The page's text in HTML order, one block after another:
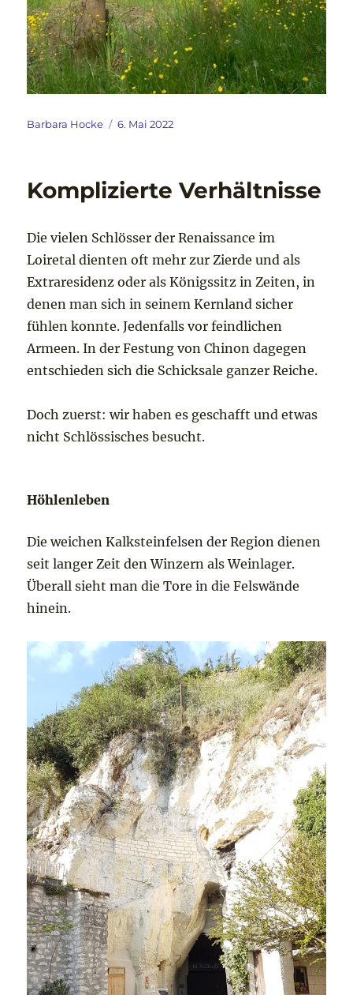
Autor
Barbara Hocke
Veröffentlicht
6. Mai 2022
Komplizierte Verhältnisse
Die vielen Schlösser der Renaissance im
Loiretal dienten oft mehr zur Zierde und als
Extraresidenz oder als Königssitz in Zeiten, in
denen man sich in seinem Kernland sicher
fühlen konnte. Jedenfalls vor feindlichen
Armeen. In der Festung von Chinon dagegen
entschieden sich die Schicksale ganzer Reiche.
Doch zuerst: wir haben es geschafft und etwas
nicht Schlössisches besucht.
Höhlenleben
Die weichen Kalksteinfelsen der Region dienen
seit langer Zeit den Winzern als Weinlager.
Überall sieht man die Tore in die Felswände
hinein.